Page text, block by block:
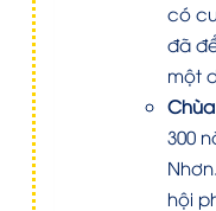
có
đã
một
300
hội